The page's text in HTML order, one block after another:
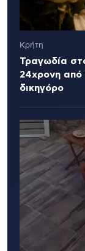
Κρήτη
Τραγωδία
24χρονη από
δικηγόρο